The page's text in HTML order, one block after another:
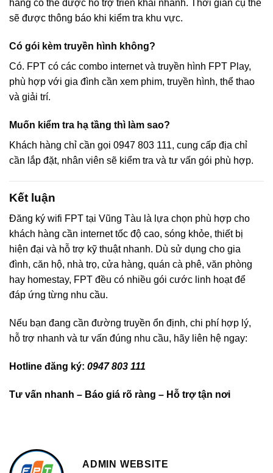
hàng có thể được hỗ trợ triển khai nhanh. Thời gian cụ thể
sẽ được thông báo khi kiểm tra khu vực.
Có gói kèm truyền hình không?
Có. FPT có các combo internet và truyền hình FPT Play,
phù hợp với gia đình cần xem phim, truyền hình, thể thao
và giải trí.
Muốn kiểm tra hạ tầng thì làm sao?
Khách hàng chỉ cần gọi 0947 803 111, cung cấp địa chỉ
cần lắp đặt, nhân viên sẽ kiểm tra và tư vấn gói phù hợp.
Kết luận
Đăng ký wifi FPT tại Vũng Tàu là lựa chọn phù hợp cho
khách hàng cần internet tốc độ cao, sóng khỏe, thiết bị
hiện đại và hỗ trợ kỹ thuật nhanh. Dù sử dụng cho gia
đình, căn hộ, nhà trọ, cửa hàng, quán cà phê, văn phòng
hay homestay, FPT đều có nhiều gói cước linh hoạt để
đáp ứng từng nhu cầu.
Nếu bạn đang cần đường truyền ổn định, chi phí hợp lý,
hỗ trợ nhanh và tư vấn đúng nhu cầu, hãy liên hệ ngay:
Hotline đăng ký: 0947 803 111
Tư vấn nhanh – Báo giá rõ ràng – Hỗ trợ tận nơi
ADMIN WEBSITE